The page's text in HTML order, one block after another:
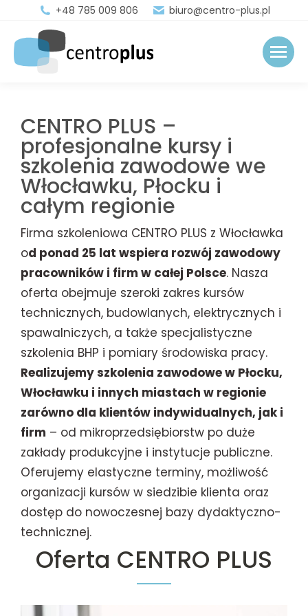
+48 785 009 806 biuro@centro-plus.pl
CENTRO PLUS –
profesjonalne kursy i
szkolenia zawodowe we
Włocławku, Płocku i
całym regionie
Firma szkoleniowa CENTRO PLUS z Włocławka
od ponad 25 lat wspiera rozwój zawodowy
pracowników i firm w całej Polsce. Nasza
oferta obejmuje szeroki zakres kursów
technicznych, budowlanych, elektrycznych i
spawalniczych, a także specjalistyczne
szkolenia BHP i pomiary środowiska pracy.
Realizujemy szkolenia zawodowe w Płocku,
Włocławku i innych miastach w regionie
zarówno dla klientów indywidualnych, jak i
firm – od mikroprzedsiębiorstw po duże
zakłady produkcyjne i instytucje publiczne.
Oferujemy elastyczne terminy, możliwość
organizacji kursów w siedzibie klienta oraz
dostęp do nowoczesnej bazy dydaktyczno-
technicznej.
Oferta CENTRO PLUS